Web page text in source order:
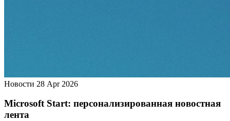
Новости 28 Apr 2026
Microsoft Start: персонализированная новостная
лента